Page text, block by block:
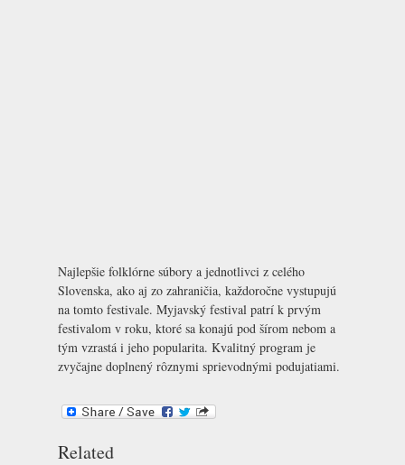
Najlepšie folklórne súbory a jednotlivci z celého
Slovenska, ako aj zo zahraničia, každoročne vystupujú
na tomto festivale. Myjavský festival patrí k prvým
festivalom v roku, ktoré sa konajú pod šírom nebom a
tým vzrastá i jeho popularita. Kvalitný program je
zvyčajne doplnený rôznymi sprievodnými podujatiami.
Related